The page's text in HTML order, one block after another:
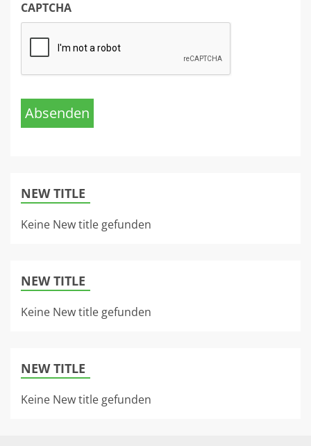
CAPTCHA
Absenden
NEW TITLE
Keine New title gefunden
NEW TITLE
Keine New title gefunden
NEW TITLE
Keine New title gefunden